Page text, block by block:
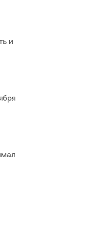
и
ВЭД.